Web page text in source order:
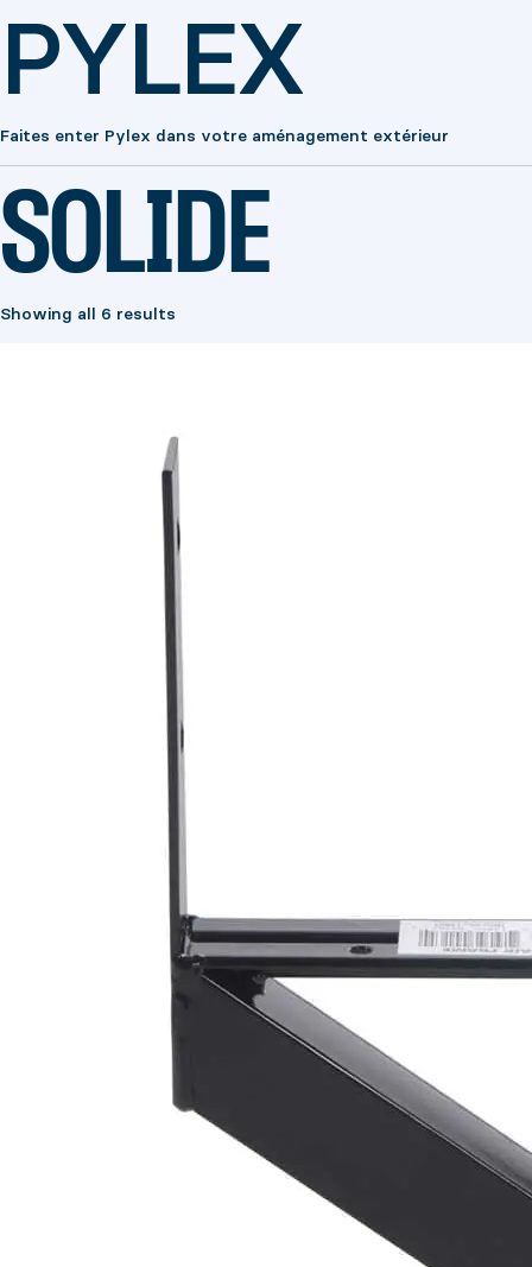
PYLEX
Faites enter Pylex dans votre aménagement extérieur
SOLIDE
Showing all 6 results